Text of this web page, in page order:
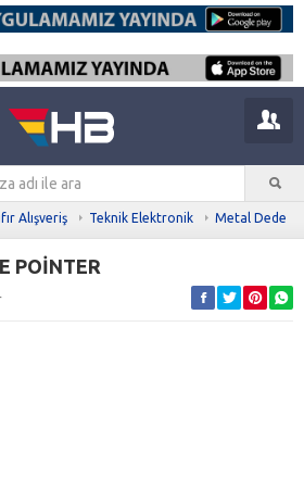
Alışveriş Teknik Elektronik Metal
POİNTER